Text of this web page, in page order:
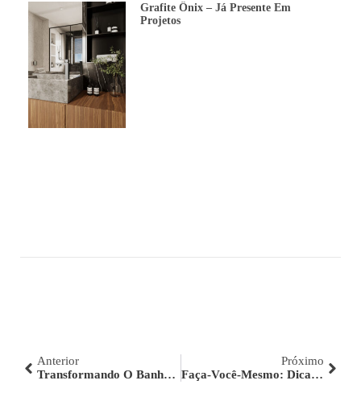
Grafite Ônix – Já Presente Em
Projetos
Anterior
Transformando O Banheiro Em Suíte De Hotel
Próximo
Faça-Você-Mesmo: Dicas Para Trocar A Torneira Em Casa